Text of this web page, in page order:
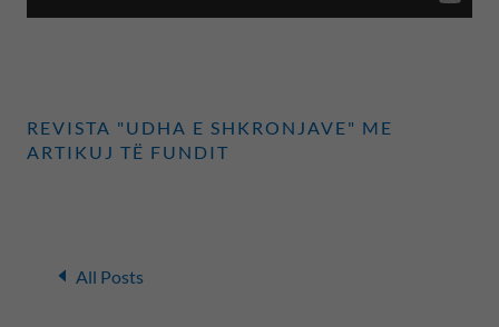
REVISTA "UDHA E SHKRONJAVE" ME
ARTIKUJ TË FUNDIT
All Posts